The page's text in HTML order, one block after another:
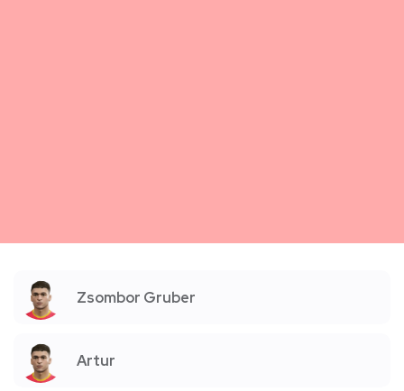
Zsombor Gruber
Artur